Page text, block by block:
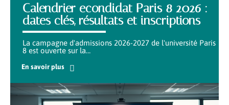
Calendrier econdidat Paris 8 2026 :
dates clés, résultats et inscriptions
La campagne d'admissions 2026-2027 de l'université Paris
8 est ouverte sur la…
En savoir plus